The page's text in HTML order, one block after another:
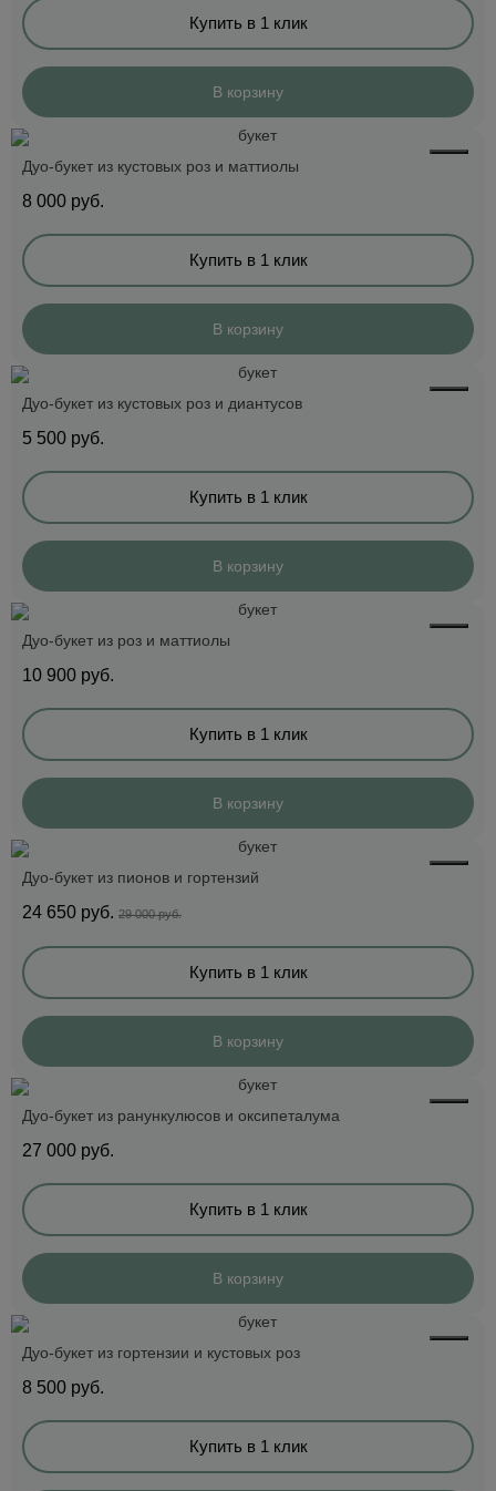
Купить в 1 клик
В корзину
Дуо-букет из кустовых роз и маттиолы
8 000 руб.
Купить в 1 клик
В корзину
Дуо-букет из кустовых роз и диантусов
5 500 руб.
Купить в 1 клик
В корзину
Дуо-букет из роз и маттиолы
10 900 руб.
Купить в 1 клик
В корзину
Дуо-букет из пионов и гортензий
24 650 руб. 29 000 руб.
Купить в 1 клик
В корзину
Дуо-букет из ранункулюсов и оксипеталума
27 000 руб.
Купить в 1 клик
В корзину
Дуо-букет из гортензии и кустовых роз
8 500 руб.
Купить в 1 клик